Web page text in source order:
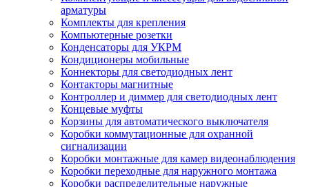
арматуры
Комплекты для крепления
Компьютерные розетки
Конденсаторы для УКРМ
Кондиционеры мобильные
Коннекторы для светодиодных лент
Контакторы магнитные
Контроллер и диммер для светодиодных лент
Концевые муфты
Корзины для автоматического выключателя
Коробки коммутационные для охранной
сигнализации
Коробки монтажные для камер видеонаблюдения
Коробки переходные для наружного монтажа
Коробки распределительные наружные